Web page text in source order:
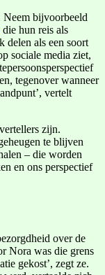
Neem bijvoorbeeld
die hun reis als
delen als een soort
sociale media ziet,
tegenover wanneer
vertelt
zijn.
te blijven
– die worden
en ons perspectief
over de
Nora was die grens
gekost’, zegt ze.